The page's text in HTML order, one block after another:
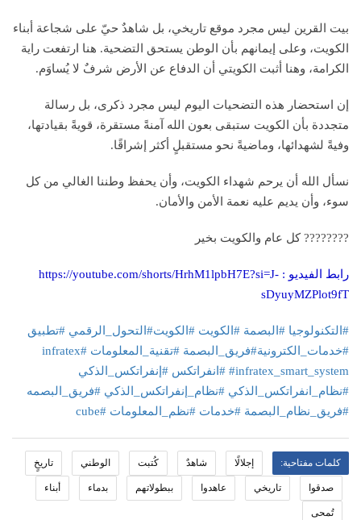
بيت القرين ليس مجرد موقع تاريخي، بل شاهدٌ حيّ على شجاعة أبناء
الكويت، وعلى إيمانهم بأن الوطن يستحق التضحية. هنا ارتفعت راية
الكرامة، وهنا أثبت الكويتي أن الدفاع عن الأرض شرفٌ لا يُساوَم.
إن استحضار هذه التضحيات اليوم ليس مجرد ذكرى، بل رسالة
متجددة بأن الكويت ستبقى بعون الله آمنةً مستقرة، قويةً بقيادتها،
وفيةً لشهدائها، وماضيةً نحو مستقبلٍ أكثر إشراقًا.
نسأل الله أن يرحم شهداء الكويت، وأن يحفظ وطننا الغالي من كل
سوء، وأن يديم عليه نعمة الأمن والأمان.
???????? كل عام والكويت بخير
رابط الفيديو : https://youtube.com/shorts/HrhM1lpbH7E?si=J-
sDyuyMZPlot9fT
#التكنولوجيا #البصمة #الكويت #الكويت#التحول_الرقمي #تطبيق
#خدمات_الكترونية#فريق_البصمة #تقنية_المعلومات #infratex
#infratex_smart_system #انفراتكس #إنفراتكس_الذكي
#نظام_انفراتكس_الذكي #نظام_إنفراتكس_الذكي #فريق_البصمه
#فريق_نظام_البصمة #خدمات #نظم_المعلومات #cube
كلمات مفتاحية: إجلالًا شاهدٌ كُتبت الوطني تاريخٍ
صدقوا تاريخي عاهدوا ببطولاتهم بدماء أبناء
تُمحى